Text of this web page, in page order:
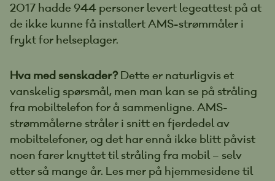
2017 hadde 944 personer levert legeattest på at
de ikke kunne få installert AMS-strømmåler i
frykt for helseplager.
Hva med senskader? Dette er naturligvis et
vanskelig spørsmål, men man kan se på stråling
fra mobiltelefon for å sammenligne. AMS-
strømmålerne stråler i snitt en fjerdedel av
mobiltelefoner, og det har ennå ikke blitt påvist
noen farer knyttet til stråling fra mobil – selv
etter så mange år. Les mer på hjemmesidene til